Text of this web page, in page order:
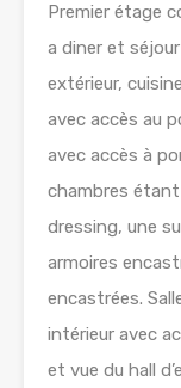
Premier étage
a diner et
extérieur,
avec accès au
avec accès à
chambres
dressing, une
armoires
encastrées.
intérieur avec
et vue du hall